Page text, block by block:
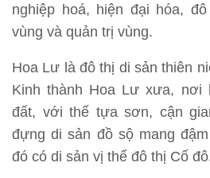
nghiệp hoá, hiện đại hóa,
vùng và quản trị vùng.
Hoa Lư là đô thị di sản thiên
Kinh thành Hoa Lư xưa, nơi
đất, với thế tựa sơn, cận
đựng di sản đồ sộ mang
đó có di sản vị thế đô thị Cố